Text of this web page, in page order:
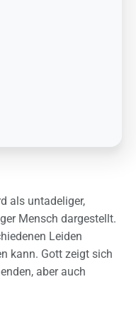
als untadeliger,
Mensch dargestellt.
Leiden
kann. Gott zeigt sich
aber auch